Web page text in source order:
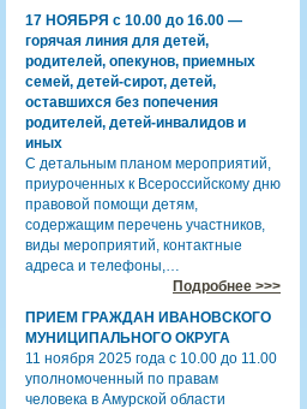
17 НОЯБРЯ с 10.00 до 16.00 —
горячая линия для детей,
родителей, опекунов, приемных
семей, детей-сирот, детей,
оставшихся без попечения
родителей, детей-инвалидов и
иных
С детальным планом мероприятий,
приуроченных к Всероссийскому дню
правовой помощи детям,
содержащим перечень участников,
виды мероприятий, контактные
адреса и телефоны,…
Подробнее >>>
ПРИЕМ ГРАЖДАН ИВАНОВСКОГО
МУНИЦИПАЛЬНОГО ОКРУГА
11 ноября 2025 года с 10.00 до 11.00
уполномоченный по правам
человека в Амурской области